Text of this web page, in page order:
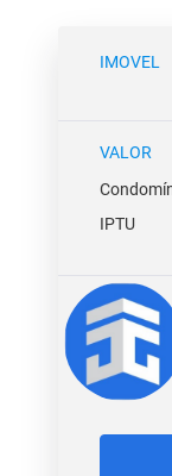
IMOVEL
VALOR
IPTU